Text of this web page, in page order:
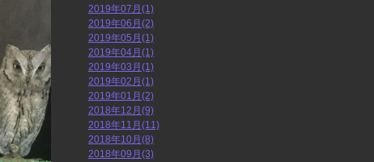
2019年07月(1)
2019年06月(2)
2019年05月(1)
2019年04月(1)
2019年03月(1)
2019年02月(1)
2019年01月(2)
2018年12月(9)
2018年11月(11)
2018年10月(8)
2018年09月(3)